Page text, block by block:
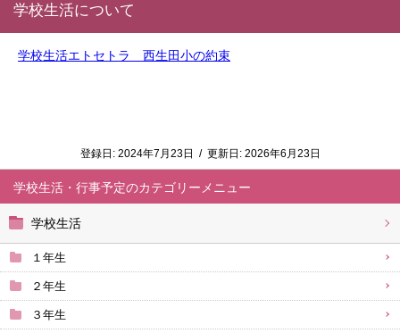
学校生活・行事予定
学校生活
１年生
２年生
３年生
学校生活について
学校生活エトセトラ 西生田小の約束
登録日: 2024年7月23日 / 更新日: 2026年6月23日